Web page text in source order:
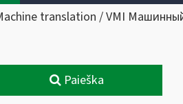
translation / VMI
Paieška